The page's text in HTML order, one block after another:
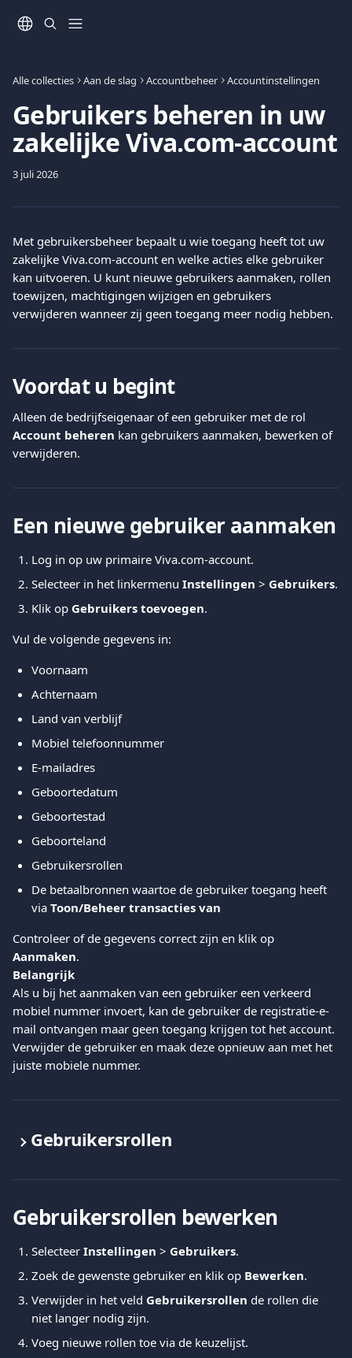
Alle collecties Aan de slag Accountbeheer Accountinstellingen
Gebruikers beheren in uw
zakelijke Viva.com-account
3 juli 2026
Met gebruikersbeheer bepaalt u wie toegang heeft tot uw
zakelijke Viva.com-account en welke acties elke gebruiker
kan uitvoeren. U kunt nieuwe gebruikers aanmaken, rollen
toewijzen, machtigingen wijzigen en gebruikers
verwijderen wanneer zij geen toegang meer nodig hebben.
Voordat u begint
Alleen de bedrijfseigenaar of een gebruiker met de rol
Account beheren kan gebruikers aanmaken, bewerken of
verwijderen.
Een nieuwe gebruiker aanmaken
Log in op uw primaire Viva.com-account.
Selecteer in het linkermenu Instellingen > Gebruikers.
Klik op Gebruikers toevoegen.
Vul de volgende gegevens in:
Voornaam
Achternaam
Land van verblijf
Mobiel telefoonnummer
E-mailadres
Geboortedatum
Geboortestad
Geboorteland
Gebruikersrollen
De betaalbronnen waartoe de gebruiker toegang heeft
via Toon/Beheer transacties van
Controleer of de gegevens correct zijn en klik op
Aanmaken.
Belangrijk
Als u bij het aanmaken van een gebruiker een verkeerd
mobiel nummer invoert, kan de gebruiker de registratie-e-
mail ontvangen maar geen toegang krijgen tot het account.
Verwijder de gebruiker en maak deze opnieuw aan met het
juiste mobiele nummer.
Gebruikersrollen
Gebruikersrollen bewerken
Selecteer Instellingen > Gebruikers.
Zoek de gewenste gebruiker en klik op Bewerken.
Verwijder in het veld Gebruikersrollen de rollen die
niet langer nodig zijn.
Voeg nieuwe rollen toe via de keuzelijst.